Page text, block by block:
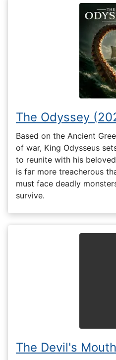
The Odyssey
Based on the Ancient
of war, King Odysseus
to reunite with his
is far more treacherous
must face deadly
survive.
The Devil's Mouth